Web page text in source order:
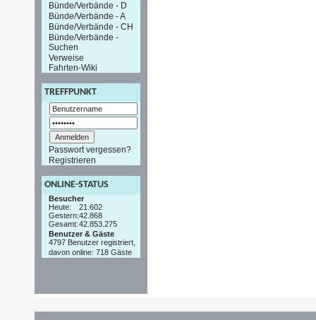
Bünde/Verbände - D
Bünde/Verbände - A
Bünde/Verbände - CH
Bünde/Verbände -
Suchen
Verweise
Fahrten-Wiki
TREFFPUNKT
Passwort vergessen?
Registrieren
ONLINE-STATUS
Besucher
Heute:
21.602
Gestern:42.868
Gesamt:42.853.275
Benutzer & Gäste
4797 Benutzer registriert,
davon online: 718 Gäste